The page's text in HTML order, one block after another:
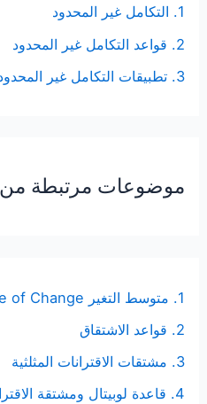
1. التكامل غير المحدود
2. قواعد التكامل غير المحدود
3. تطبيقات التكامل غير المحدود
موضوعات مرتبطة
1. متوسط التغير Rate of Change
2. قواعد الاشتقاق
3. مشتقات الاقترانات المثلثية
4. قاعدة لوبيتال ومشتقة الاقتران الأسّي واللوغاريتمي